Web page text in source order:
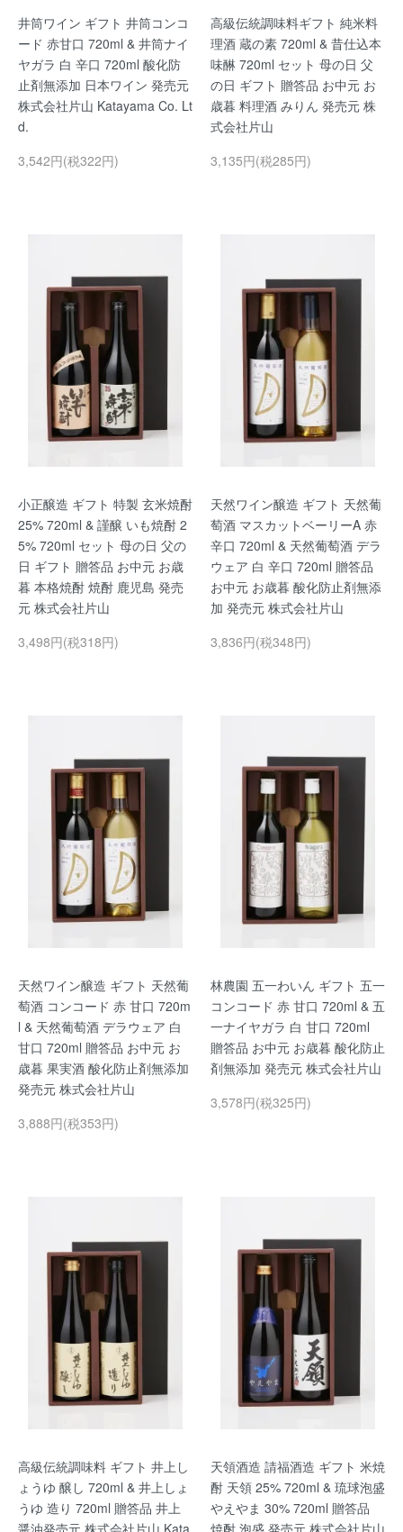
井筒ワイン ギフト 井筒コンコ
ード 赤甘口 720ml & 井筒ナイ
ヤガラ 白 辛口 720ml 酸化防
止剤無添加 日本ワイン 発売元
株式会社片山 Katayama Co. Lt
d.
3,542円(税322円)
高級伝統調味料ギフト 純米料
理酒 蔵の素 720ml & 昔仕込本
味醂 720ml セット 母の日 父
の日 ギフト 贈答品 お中元 お
歳暮 料理酒 みりん 発売元 株
式会社片山
3,135円(税285円)
小正醸造 ギフト 特製 玄米焼酎
25% 720ml & 謹醸 いも焼酎 2
5% 720ml セット 母の日 父の
日 ギフト 贈答品 お中元 お歳
暮 本格焼酎 焼酎 鹿児島 発売
元 株式会社片山
3,498円(税318円)
天然ワイン醸造 ギフト 天然葡
萄酒 マスカットベーリーA 赤
辛口 720ml & 天然葡萄酒 デラ
ウェア 白 辛口 720ml 贈答品
お中元 お歳暮 酸化防止剤無添
加 発売元 株式会社片山
3,836円(税348円)
天然ワイン醸造 ギフト 天然葡
萄酒 コンコード 赤 甘口 720m
l & 天然葡萄酒 デラウェア 白
甘口 720ml 贈答品 お中元 お
歳暮 果実酒 酸化防止剤無添加
発売元 株式会社片山
3,888円(税353円)
林農園 五一わいん ギフト 五一
コンコード 赤 甘口 720ml & 五
一ナイヤガラ 白 甘口 720ml
贈答品 お中元 お歳暮 酸化防止
剤無添加 発売元 株式会社片山
3,578円(税325円)
高級伝統調味料 ギフト 井上し
ょうゆ 醸し 720ml & 井上しょ
うゆ 造り 720ml 贈答品 井上
天領酒造 請福酒造 ギフト 米焼
酎 天領 25% 720ml & 琉球泡盛
やえやま 30% 720ml 贈答品